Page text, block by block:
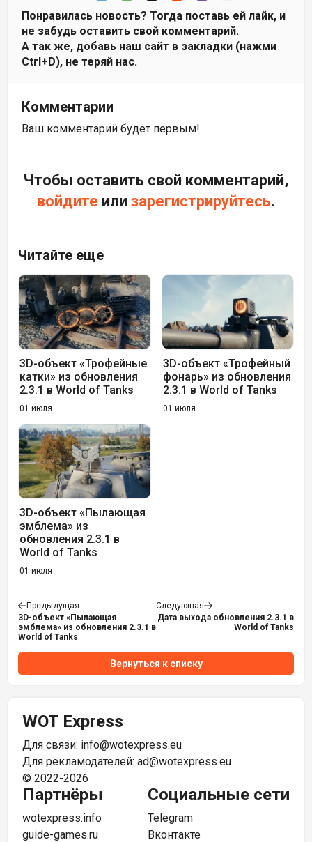
Понравилась новость? Тогда поставь ей лайк, и
не забудь оставить свой комментарий.
А так же, добавь наш сайт в закладки (нажми
Ctrl+D), не теряй нас.
Комментарии
Ваш комментарий будет первым!
Чтобы оставить свой комментарий,
войдите или зарегистрируйтесь.
Читайте еще
3D-объект «Трофейные
катки» из обновления
2.3.1 в World of Tanks
01 июля
3D-объект «Трофейный
фонарь» из обновления
2.3.1 в World of Tanks
01 июля
3D-объект «Пылающая
эмблема» из
обновления 2.3.1 в
World of Tanks
01 июля
Предыдущая
3D-объект «Пылающая
эмблема» из обновления 2.3.1 в
World of Tanks
Следующая
Дата выхода обновления 2.3.1 в
World of Tanks
Вернуться к списку
WOT Express
Для связи: info@wotexpress.eu
Для рекламодателей: ad@wotexpress.eu
© 2022-2026
Партнёры
wotexpress.info
guide-games.ru
Социальные сети
Telegram
Вконтакте